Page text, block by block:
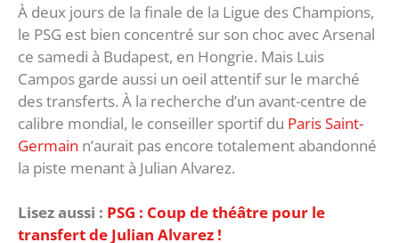
À deux jours de la finale de la Ligue des Champions,
le PSG est bien concentré sur son choc avec Arsenal
ce samedi à Budapest, en Hongrie. Mais Luis
Campos garde aussi un oeil attentif sur le marché
des transferts. À la recherche d’un avant-centre de
calibre mondial, le conseiller sportif du Paris Saint-
Germain n’aurait pas encore totalement abandonné
la piste menant à Julian Alvarez.
Lisez aussi : PSG : Coup de théâtre pour le
transfert de Julian Alvarez !